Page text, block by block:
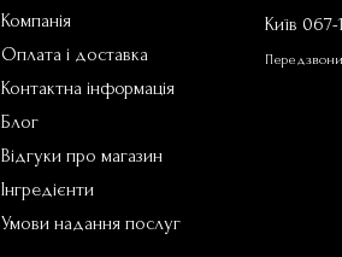
Компанія
Оплата і доставка
Контактна інформація
Блог
Відгуки про магазин
Інгредієнти
Умови надання послуг
Київ